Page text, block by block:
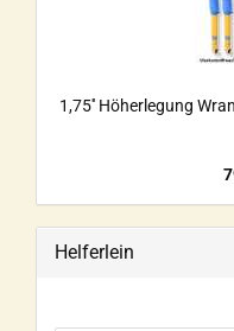
1,75'' Höherlegung
Helferlein